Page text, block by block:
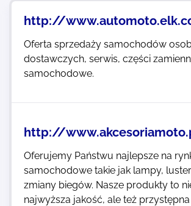
Najnowsze
Kontakt
http://
Oferta sprzedaży samochodów
dostawczych, serwis, części
samochodowe.
http://
Oferujemy Państwu najlepsze na
samochodowe takie jak lampy,
zmiany biegów. Nasze produkty to
najwyższa jakość, ale też przystępna